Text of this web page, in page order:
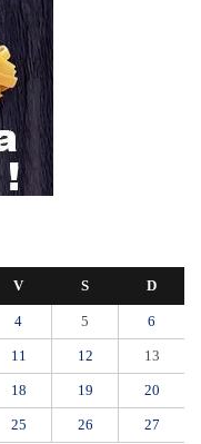
V S D
4 5 6
11 12 13
18 19 20
25 26 27